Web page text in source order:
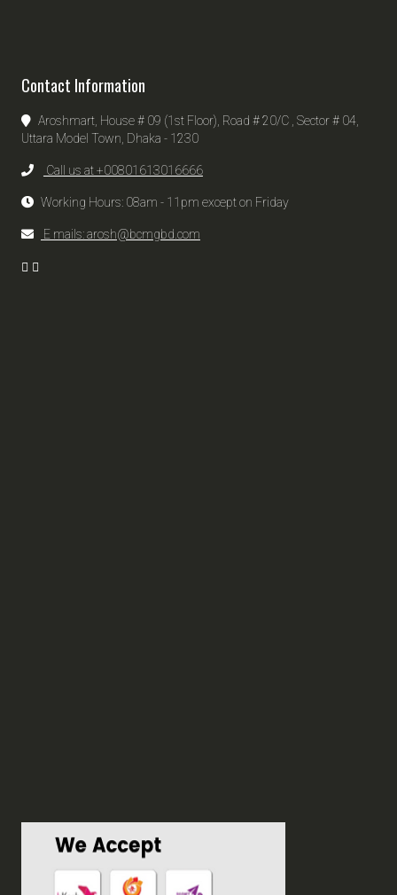
Contact Information
Aroshmart, House # 09 (1st Floor), Road # 20/C , Sector # 04,
Uttara Model Town, Dhaka - 1230
Call us at +00801613016666
Working Hours: 08am - 11pm except on Friday
E mails: arosh@bcmgbd.com